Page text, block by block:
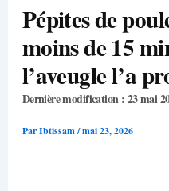
Pépites de
moins de 15
l’aveugle l’a
Dernière modification : 23 mai
ParIbtissam/mai 23, 2026